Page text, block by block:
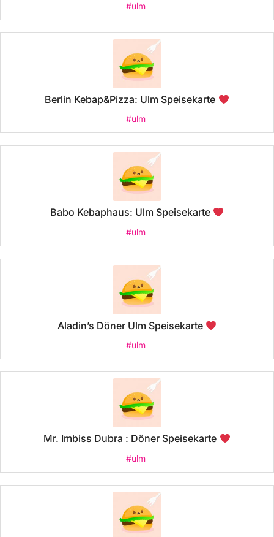
#ulm
Berlin Kebap&Pizza: Ulm Speisekarte
#ulm
Babo Kebaphaus: Ulm Speisekarte
#ulm
Aladin’s Döner Ulm Speisekarte
#ulm
Mr. Imbiss Dubra : Döner Speisekarte
#ulm